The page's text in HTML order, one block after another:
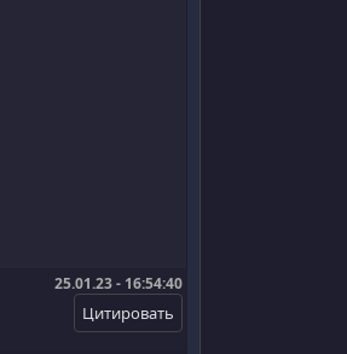
25.01.23 - 16:54:40